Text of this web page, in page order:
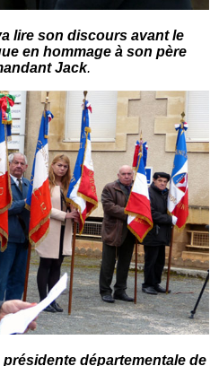
lire son discours avant le
en hommage à son père
Jack.
départementale de